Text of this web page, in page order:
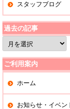
スタッフブログ
過去の記事
過
去
の
記
事
ご利用案内
ホーム
お知らせ・イベン